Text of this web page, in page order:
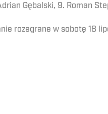
Gębalski, 9. Roman
rozegrane w sobotę 18